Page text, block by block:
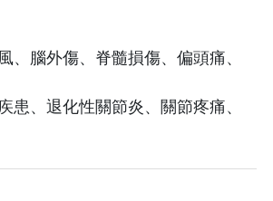
、腦外傷、脊髓損傷、偏頭痛、
患、退化性關節炎、關節疼痛、